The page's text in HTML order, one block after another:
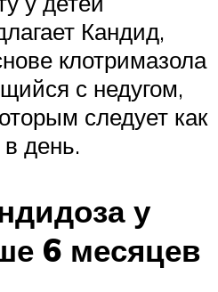
Кандид,
клотримазола
с недугом,
следует как
день.
у
6 месяцев